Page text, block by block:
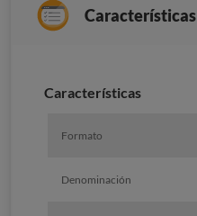
Características
Características
Formato
Denominación